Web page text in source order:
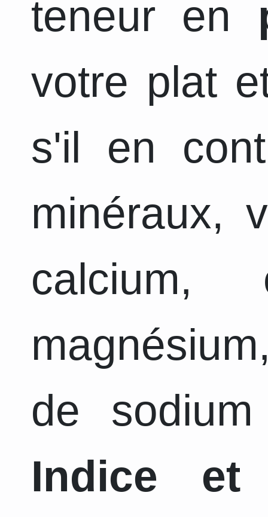
teneur en
votre plat
s'il en
minéraux,
calcium,
de
Indice et